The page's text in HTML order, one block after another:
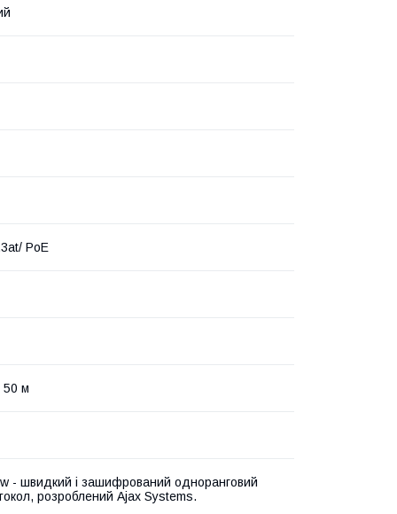
PoE
50 м
- швидкий і зашифрований одноранговий
розроблений Ajax Systems.